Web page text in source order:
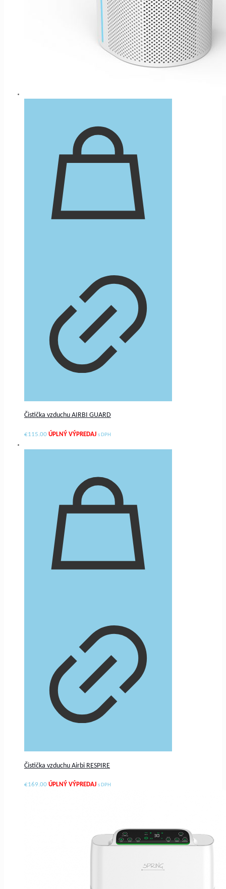
Čistička vzduchu AIRBI GUARD
€115.00 s DPH
Čistička vzduchu Airbi RESPIRE
€169.00 s DPH